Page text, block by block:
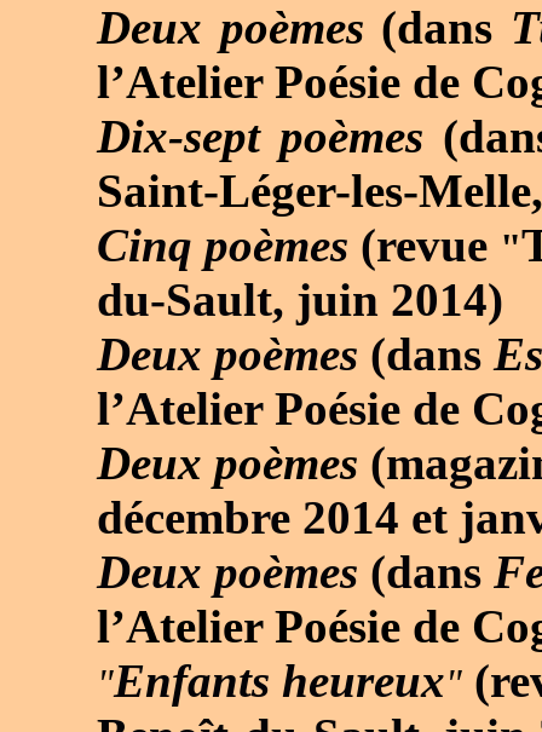
Deux poèmes (dans
l’Atelier Poésie de
Dix-sept poèmes
Saint-Léger-les-
Cinq poèmes (revue "
du-Sault, juin 2014)
Deux poèmes (dans
l’Atelier Poésie de
Deux poèmes
décembre 2014 et
Deux poèmes (dans
l’Atelier Poésie de
"Enfants heureux"